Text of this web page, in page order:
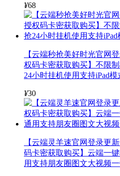
¥68
【云端秒抢美好时光官网
权码卡密获取购买】不限
24小时挂机使用支持iPad模
¥30
【云端灵羊速官网登录更
码卡密获取购买】云端一
用支持朋友圈图文大视频